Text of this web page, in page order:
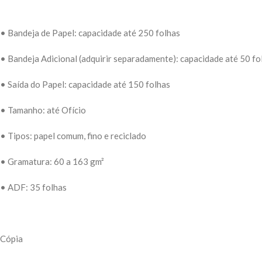
• Bandeja de Papel: capacidade até 250 folhas
• Bandeja Adicional (adquirir separadamente): capacidade até 50
• Saída do Papel: capacidade até 150 folhas
• Tamanho: até Ofício
• Tipos: papel comum, fino e reciclado
• Gramatura: 60 a 163 gm²
• ADF: 35 folhas
Cópia